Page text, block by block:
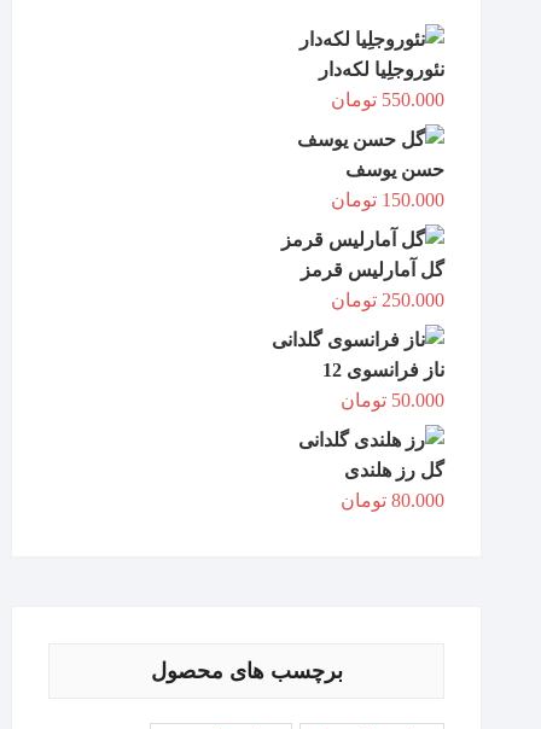
نئوروجلِیا لکه‌دار
550.000 تومان
حسن یوسف
150.000 تومان
گل آمارلیس قرمز
250.000 تومان
ناز فرانسوی 12
50.000 تومان
گل رز هلندی
80.000 تومان
برچسب های محصول